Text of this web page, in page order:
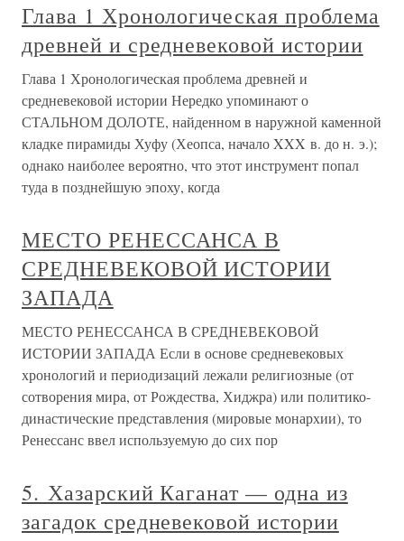
Глава 1 Хронологическая проблема
древней и средневековой истории
Глава 1 Хронологическая проблема древней и
средневековой истории Нередко упоминают о
СТАЛЬНОМ ДОЛОТЕ, найденном в наружной каменной
кладке пирамиды Хуфу (Хеопса, начало XXX в. до н. э.);
однако наиболее вероятно, что этот инструмент попал
туда в позднейшую эпоху, когда
МЕСТО РЕНЕССАНСА В
СРЕДНЕВЕКОВОЙ ИСТОРИИ
ЗАПАДА
МЕСТО РЕНЕССАНСА В СРЕДНЕВЕКОВОЙ
ИСТОРИИ ЗАПАДА Если в основе средневековых
хронологий и периодизаций лежали религиозные (от
сотворения мира, от Рождества, Хиджра) или политико-
династические представления (мировые монархии), то
Ренессанс ввел используемую до сих пор
5. Хазарский Каганат — одна из
загадок средневековой истории